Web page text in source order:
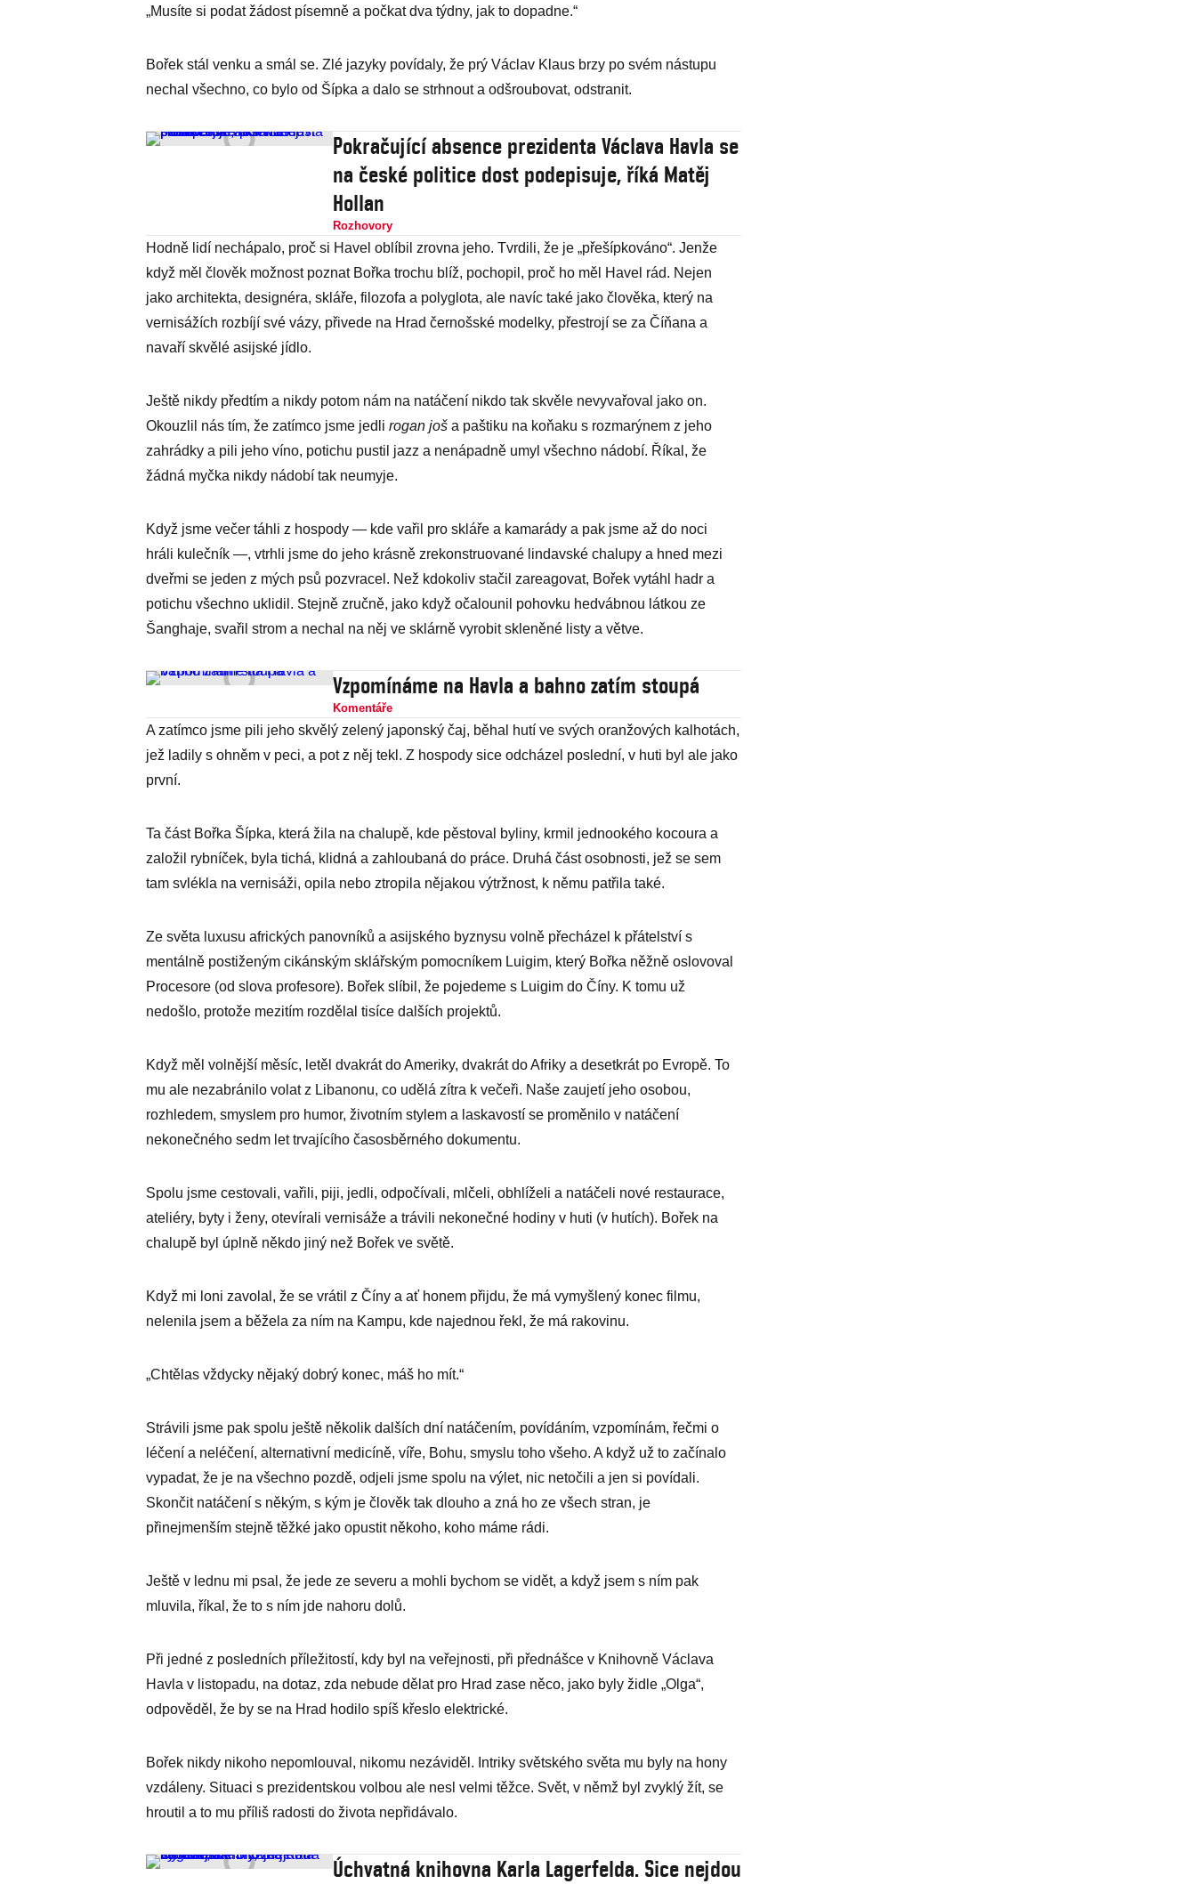
„Musíte si podat žádost písemně a počkat dva týdny, jak to dopadne.“
Bořek stál venku a smál se. Zlé jazyky povídaly, že prý Václav Klaus brzy po svém nástupu
nechal všechno, co bylo od Šípka a dalo se strhnout a odšroubovat, odstranit.
Pokračující absence prezidenta Václava Havla se
na české politice dost podepisuje, říká Matěj
Hollan
Rozhovory
Hodně lidí nechápalo, proč si Havel oblíbil zrovna jeho. Tvrdili, že je „přešípkováno“. Jenže
když měl člověk možnost poznat Bořka trochu blíž, pochopil, proč ho měl Havel rád. Nejen
jako architekta, designéra, skláře, filozofa a polyglota, ale navíc také jako člověka, který na
vernisážích rozbíjí své vázy, přivede na Hrad černošské modelky, přestrojí se za Číňana a
navaří skvělé asijské jídlo.
Ještě nikdy předtím a nikdy potom nám na natáčení nikdo tak skvěle nevyvařoval jako on.
Okouzlil nás tím, že zatímco jsme jedli rogan još a paštiku na koňaku s rozmarýnem z jeho
zahrádky a pili jeho víno, potichu pustil jazz a nenápadně umyl všechno nádobí. Říkal, že
žádná myčka nikdy nádobí tak neumyje.
Když jsme večer táhli z hospody — kde vařil pro skláře a kamarády a pak jsme až do noci
hráli kulečník —, vtrhli jsme do jeho krásně zrekonstruované lindavské chalupy a hned mezi
dveřmi se jeden z mých psů pozvracel. Než kdokoliv stačil zareagovat, Bořek vytáhl hadr a
potichu všechno uklidil. Stejně zručně, jako když očalounil pohovku hedvábnou látkou ze
Šanghaje, svařil strom a nechal na něj ve sklárně vyrobit skleněné listy a větve.
Vzpomínáme na Havla a bahno zatím stoupá
Komentáře
A zatímco jsme pili jeho skvělý zelený japonský čaj, běhal hutí ve svých oranžových kalhotách,
jež ladily s ohněm v peci, a pot z něj tekl. Z hospody sice odcházel poslední, v huti byl ale jako
první.
Ta část Bořka Šípka, která žila na chalupě, kde pěstoval byliny, krmil jednookého kocoura a
založil rybníček, byla tichá, klidná a zahloubaná do práce. Druhá část osobnosti, jež se sem
tam svlékla na vernisáži, opila nebo ztropila nějakou výtržnost, k němu patřila také.
Ze světa luxusu afrických panovníků a asijského byznysu volně přecházel k přátelství s
mentálně postiženým cikánským sklářským pomocníkem Luigim, který Bořka něžně oslovoval
Procesore (od slova profesore). Bořek slíbil, že pojedeme s Luigim do Číny. K tomu už
nedošlo, protože mezitím rozdělal tisíce dalších projektů.
Když měl volnější měsíc, letěl dvakrát do Ameriky, dvakrát do Afriky a desetkrát po Evropě. To
mu ale nezabránilo volat z Libanonu, co udělá zítra k večeři. Naše zaujetí jeho osobou,
rozhledem, smyslem pro humor, životním stylem a laskavostí se proměnilo v natáčení
nekonečného sedm let trvajícího časosběrného dokumentu.
Spolu jsme cestovali, vařili, piji, jedli, odpočívali, mlčeli, obhlíželi a natáčeli nové restaurace,
ateliéry, byty i ženy, otevírali vernisáže a trávili nekonečné hodiny v huti (v hutích). Bořek na
chalupě byl úplně někdo jiný než Bořek ve světě.
Když mi loni zavolal, že se vrátil z Číny a ať honem přijdu, že má vymyšlený konec filmu,
nelenila jsem a běžela za ním na Kampu, kde najednou řekl, že má rakovinu.
„Chtělas vždycky nějaký dobrý konec, máš ho mít.“
Strávili jsme pak spolu ještě několik dalších dní natáčením, povídáním, vzpomínám, řečmi o
léčení a neléčení, alternativní medicíně, víře, Bohu, smyslu toho všeho. A když už to začínalo
vypadat, že je na všechno pozdě, odjeli jsme spolu na výlet, nic netočili a jen si povídali.
Skončit natáčení s někým, s kým je člověk tak dlouho a zná ho ze všech stran, je
přinejmenším stejně těžké jako opustit někoho, koho máme rádi.
Ještě v lednu mi psal, že jede ze severu a mohli bychom se vidět, a když jsem s ním pak
mluvila, říkal, že to s ním jde nahoru dolů.
Při jedné z posledních příležitostí, kdy byl na veřejnosti, při přednášce v Knihovně Václava
Havla v listopadu, na dotaz, zda nebude dělat pro Hrad zase něco, jako byly židle „Olga“,
odpověděl, že by se na Hrad hodilo spíš křeslo elektrické.
Bořek nikdy nikoho nepomlouval, nikomu nezáviděl. Intriky světského světa mu byly na hony
vzdáleny. Situaci s prezidentskou volbou ale nesl velmi těžce. Svět, v němž byl zvyklý žít, se
hroutil a to mu příliš radosti do života nepřidávalo.
Úchvatná knihovna Karla Lagerfelda. Sice nejdou